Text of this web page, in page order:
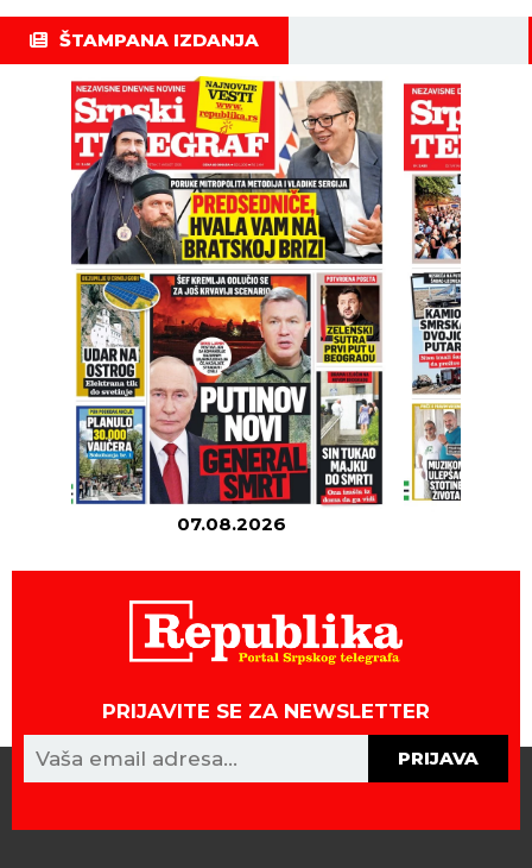
ŠTAMPANA IZDANJA
07.08.2026
PRIJAVITE SE ZA NEWSLETTER
PRIJAVA